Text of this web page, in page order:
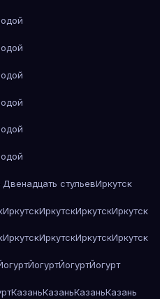
стульевИркутск
ИркутскИркутскИркутскИркутск
ИркутскИркутскИркутскИркутск
ЙогуртЙогуртЙогурт
КазаньКазаньКазаньКазань